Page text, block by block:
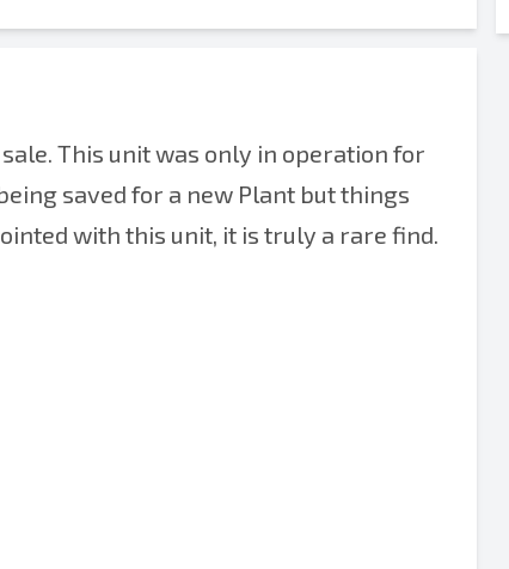
This unit was only in operation for
saved for a new Plant but things
with this unit, it is truly a rare find.